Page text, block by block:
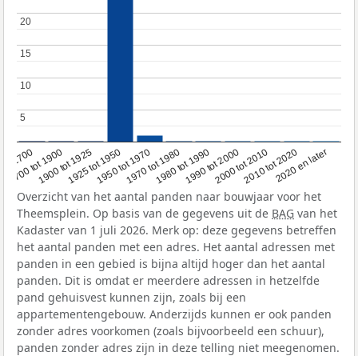
1700
1700 tot 1900
1900 tot 19251925 tot 19501950 tot 19701970 tot 19801980 tot 19901990 tot 20002000 tot 20102010 tot 20202020 en later
5
5
10
10
15
15
20
20
Overzicht van het aantal panden naar bouwjaar voor het
Theemsplein. Op basis van de gegevens uit de BAG van het
Kadaster van 1 juli 2026. Merk op: deze gegevens betreffen
het aantal panden met een adres. Het aantal adressen met
panden in een gebied is bijna altijd hoger dan het aantal
panden. Dit is omdat er meerdere adressen in hetzelfde
pand gehuisvest kunnen zijn, zoals bij een
appartementengebouw. Anderzijds kunnen er ook panden
zonder adres voorkomen (zoals bijvoorbeeld een schuur),
panden zonder adres zijn in deze telling niet meegenomen.